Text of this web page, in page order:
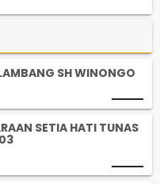
SH WINONGO
SETIA HATI TUNAS